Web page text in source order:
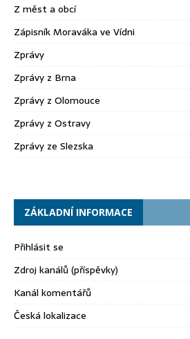
Z měst a obcí
Zápisník Moraváka ve Vídni
Zprávy
Zprávy z Brna
Zprávy z Olomouce
Zprávy z Ostravy
Zprávy ze Slezska
ZÁKLADNÍ INFORMACE
Přihlásit se
Zdroj kanálů (příspěvky)
Kanál komentářů
Česká lokalizace